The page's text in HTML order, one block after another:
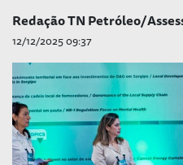
Redação TN Petróleo/
12/12/2025 09:37